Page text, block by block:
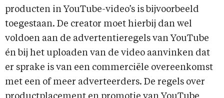
producten in YouTube-video’s is bijvoorbeeld
toegestaan. De creator moet hierbij dan wel
voldoen aan de advertentieregels van YouTube
én bij het uploaden van de video aanvinken dat
er sprake is van een commerciële overeenkomst
met een of meer adverteerders. De regels over